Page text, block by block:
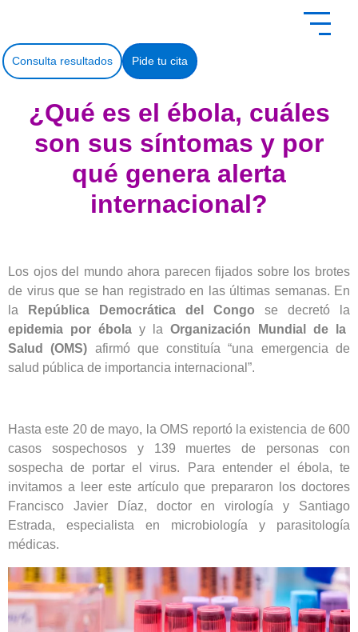
Consulta resultados Pide tu cita
¿Qué es el ébola, cuáles
son sus síntomas y por
qué genera alerta
internacional?
Los ojos del mundo ahora parecen fijados sobre los brotes
de virus que se han registrado en las últimas semanas. En
la
República Democrática del Congo se decretó la
epidemia por ébola y la Organización Mundial de la
Salud (OMS) afirmó que constituía “una emergencia de
salud pública de importancia internacional”.
Hasta este 20 de mayo, la OMS reportó la existencia de 600
casos sospechosos y 139 muertes de personas con
sospecha de portar el virus. Para entender el ébola, te
invitamos a leer este artículo que prepararon los doctores
Francisco Javier Díaz, doctor en virología y Santiago
Estrada, especialista en microbiología y parasitología
médicas.